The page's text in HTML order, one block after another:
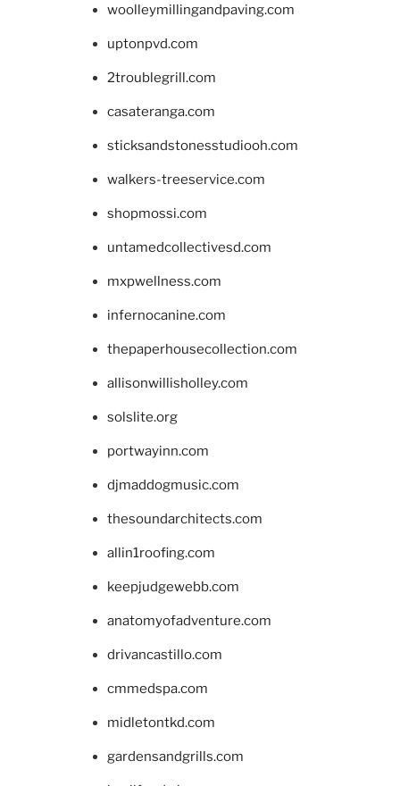
woolleymillingandpaving.com
uptonpvd.com
2troublegrill.com
casateranga.com
sticksandstonesstudiooh.com
walkers-treeservice.com
shopmossi.com
untamedcollectivesd.com
mxpwellness.com
infernocanine.com
thepaperhousecollection.com
allisonwillisholley.com
solslite.org
portwayinn.com
djmaddogmusic.com
thesoundarchitects.com
allin1roofing.com
keepjudgewebb.com
anatomyofadventure.com
drivancastillo.com
cmmedspa.com
midletontkd.com
gardensandgrills.com